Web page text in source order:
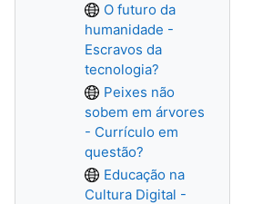
O futuro da
humanidade -
Escravos da
tecnologia?
Peixes não
sobem em árvores
- Currículo em
questão?
Educação na
Cultura Digital -